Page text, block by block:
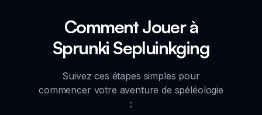
Comment Jouer à
Sprunki Sepluinkging
Suivez ces étapes simples pour
commencer votre aventure de spéléologie
: